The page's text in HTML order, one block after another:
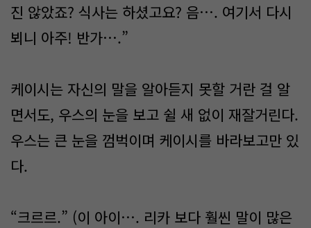
진 않았죠? 식사는 하셨고요? 음…. 여기서 다시
뵈니 아주! 반가….”
케이시는 자신의 말을 알아듣지 못할 거란 걸 알
면서도, 우스의 눈을 보고 쉴 새 없이 재잘거린다.
우스는 큰 눈을 껌벅이며 케이시를 바라보고만 있
다.
“크르르.” (이 아이…. 리카 보다 훨씬 말이 많은